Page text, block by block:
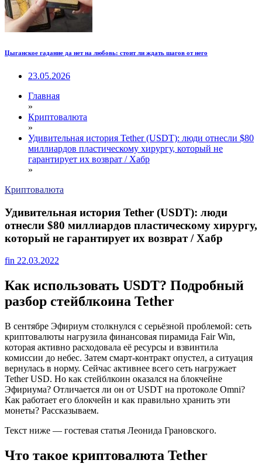
Цыганское гадание да нет на любовь: стоит ли ждать шагов от него
23.05.2026
Главная
»
Криптовалюта
»
Удивительная история Tether (USDT): люди отнесли $80
миллиардов пластическому хирургу, который не
гарантирует их возврат / Хабр
»
Криптовалюта
Удивительная история Tether (USDT): люди
отнесли $80 миллиардов пластическому хирургу,
который не гарантирует их возврат / Хабр
fin 22.03.2022
Как использовать USDT? Подробный
разбор стейблкоина Tether
В сентябре Эфириум столкнулся с серьёзной проблемой: сеть
криптовалюты нагрузила финансовая пирамида Fair Win,
которая активно расходовала её ресурсы и взвинтила
комиссии до небес. Затем смарт-контракт опустел, а ситуация
вернулась в норму. Сейчас активнее всего сеть нагружает
Tether USD. Но как стейблкоин оказался на блокчейне
Эфириума? Отличается ли он от USDT на протоколе Omni?
Как работает его блокчейн и как правильно хранить эти
монеты? Рассказываем.
Текст ниже — гостевая статья Леонида Грановского.
Что такое криптовалюта Tether